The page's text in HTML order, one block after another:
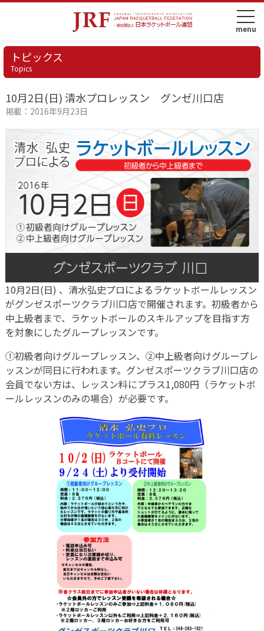
トピックス
Topics
10月2日(日) 清水プロレッスン グンゼ川口店
掲載：2016年9月23日
10月2日(日) 、清水弘史プロによるラケットボールレッスン
がグンゼスポーツクラブ川口店で開催されます。初級者から
中上級者まで、ラケットボールのスキルアップを目指す方
を対象にしたグループレッスンです。
①初級者向けグループレッスン、②中上級者向けグループレ
ッスンが同日に行われます。グンゼスポーツクラブ川口店の
会員でない方は、レッスン料にプラス1,080円（ラケットボ
ールレッスンのみの場合）が必要です。